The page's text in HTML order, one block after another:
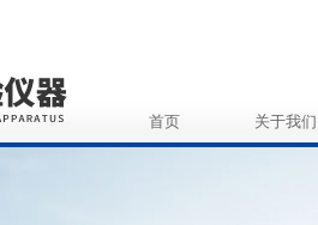
首页 关于我们